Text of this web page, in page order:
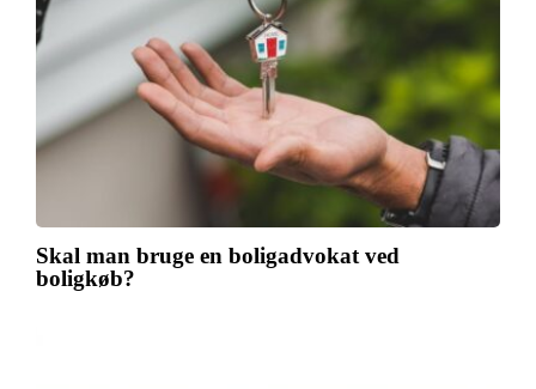
Skal man bruge en boligadvokat ved
boligkøb?